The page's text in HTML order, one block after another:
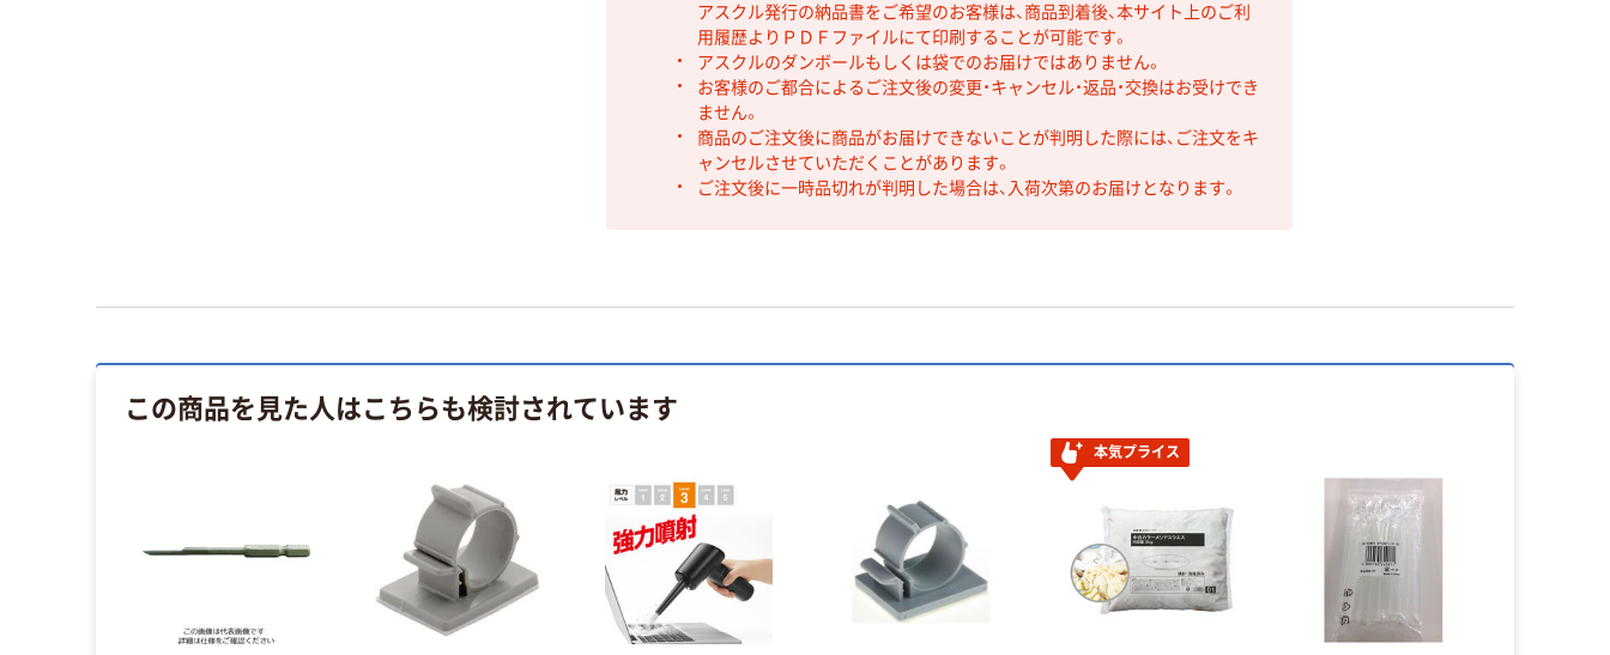
アスクル発行の納品書をご希望のお客様は、商品到着後、本サイト上のご利
用履歴よりＰＤＦファイルにて印刷することが可能です。
アスクルのダンボールもしくは袋でのお届けではありません。
お客様のご都合によるご注文後の変更・キャンセル・返品・交換はお受けでき
ません。
商品のご注文後に商品がお届けできないことが判明した際には、ご注文をキ
ャンセルさせていただくことがあります。
ご注文後に一時品切れが判明した場合は、入荷次第のお届けとなります。
この商品を見た人はこちらも検討されています
本気プライス